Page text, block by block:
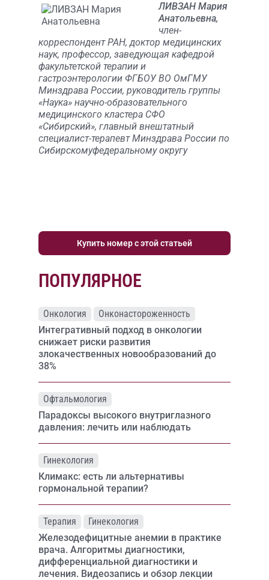
ЛИВЗАН Мария
Анатольевна,
член-
корреспондент РАН, доктор медицинских
наук, профессор, заведующая кафедрой
факультетской терапии и
гастроэнтерологии ФГБОУ ВО ОмГМУ
Минздрава России, руководитель группы
«Наука» научно-образовательного
медицинского кластера СФО
«Сибирский», главный внештатный
специалист-терапевт Минздрава России по
Сибирскомуфедеральному округу
Купить номер с этой статьей
ПОПУЛЯРНОЕ
Онкология
Онконастороженность
Интегративный подход в онкологии
снижает риски развития
злокачественных новообразований до
38%
Офтальмология
Парадоксы высокого внутриглазного
давления: лечить или наблюдать
Гинекология
Климакс: есть ли альтернативы
гормональной терапии?
Терапия
Гинекология
Железодефицитные анемии в практике
врача. Алгоритмы диагностики,
дифференциальной диагностики и
лечения. Видеозапись и обзор лекции